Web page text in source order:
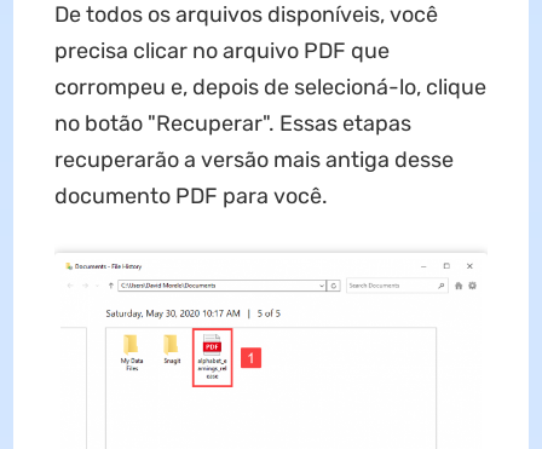
De todos os arquivos disponíveis, você
precisa clicar no arquivo PDF que
corrompeu e, depois de selecioná-lo, clique
no botão "Recuperar". Essas etapas
recuperarão a versão mais antiga desse
documento PDF para você.